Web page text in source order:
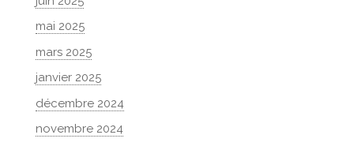
mai 2025
mars 2025
janvier 2025
décembre 2024
novembre 2024